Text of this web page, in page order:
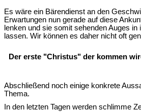
Es wäre ein Bärendienst an den
Erwartungen nun gerade auf diese
lenken und sie somit sehenden Auges in
lassen. Wir können es daher nicht oft
Der erste "Christus" der kommen
Abschließend noch einige konkrete
Thema.
In den letzten Tagen werden schlimme